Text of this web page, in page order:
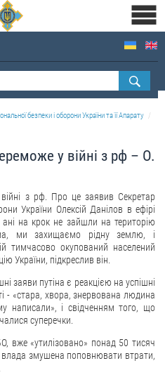
України
України
безпеки і оборони України
безпеки і оборони України та її Апарату
у війні з рф – О.
з рф. Про це заявив Секретар
України Олексій Данілов в ефірі
на крок не зайшли на територію
ми захищаємо рідну землю, і
тимчасово окупований населений
України, підкреслив він.
заяви путіна є реакцією на успішні
- «стара, хвора, знервована людина
написали», і свідченням того, що
суперечки.
вже «утилізовано» понад 50 тисяч
влада змушена поповнювати втрати,